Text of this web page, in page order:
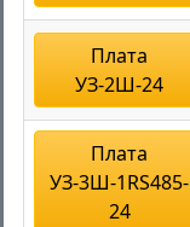
Плата
УЗ-2Ш-24
Плата
УЗ-3Ш-1RS485-
24